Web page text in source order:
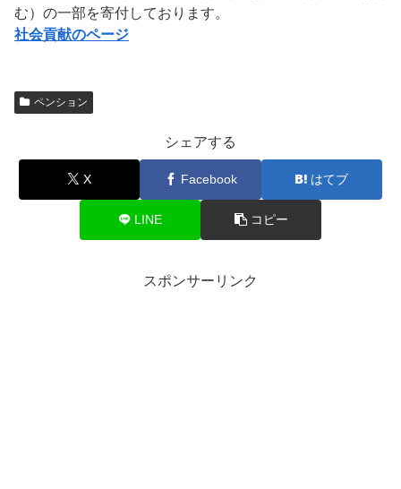
む）の一部を寄付しております。
社会貢献のページ
ペンション
シェアする
X Facebook はてブ
LINE コピー
スポンサーリンク